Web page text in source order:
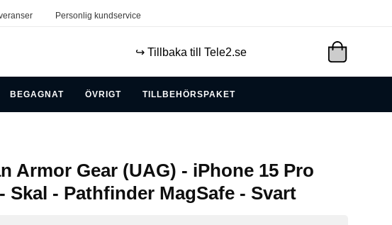
Personlig kundservice
↪️ Tillbaka till Tele2.se
BEGAGNAT ÖVRIGT TILLBEHÖRSPAKET
Armor Gear (UAG) - iPhone 15 Pro
Skal - Pathfinder MagSafe - Svart